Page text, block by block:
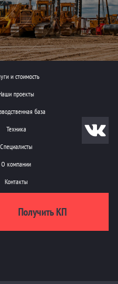
и стоимость
проекты
база
Техника
Специалисты
О компании
Контакты
Получить КП